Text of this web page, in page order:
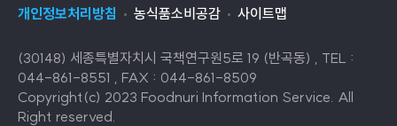
개인정보처리방침 농식품소비공감 사이트맵
(30148) 세종특별자치시 국책연구원5로 19 (반곡동) , TEL :
044-861-8551 , FAX : 044-861-8509
Copyright(c) 2023 Foodnuri Information Service. All
Right reserved.